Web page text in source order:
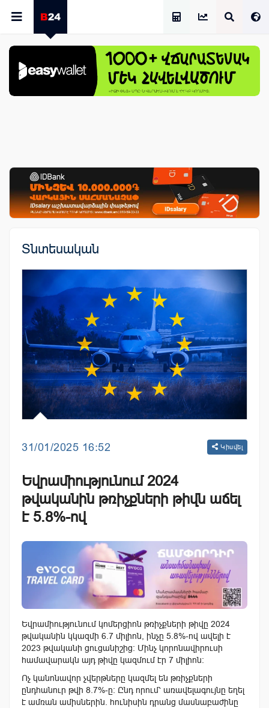
Տնտեսական
31/01/2025 16:52 Կիսվել
Եվրամիությունում 2024
թվականին թռիչքների թիվն աճել
է 5.8%-ով
Եվրամիությունում կոմերցիոն թռիչքների թիվը 2024
թվականին կկազմի 6.7 միլիոն, ինչը 5.8%-ով ավելի է
2023 թվականի ցուցանիշից: Մինչ կորոնավիրուսի
համավարակն այդ թիվը կազմում էր 7 միլիոն:
Ոչ կանոնավոր չվերթները կազմել են թռիչքների
ընդհանուր թվի 8.7%-ը: Ընդ որում՝ առավելագույնը եղել
է ամռան ամիսներին. հունիսին դրանց մասնաբաժինը